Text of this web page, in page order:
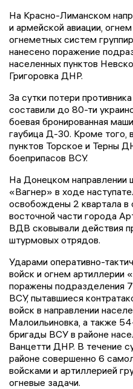
На Красно-Лиманском
и армейской авиации,
огнеметных систем
нанесено поражение
населенных пунктов
Григоровка ДНР.
За сутки потери
составили до 80-ти
боевая бронированная
гаубица Д-30. Кроме того,
пунктов Торское и Терны
боеприпасов ВСУ.
На Донецком
«Вагнер» в ходе
освобождены 2 квартала
восточной части города
ВДВ сковывали действия
штурмовых отрядов.
Ударами оперативно-
войск и огнем артиллерии
поражены подразделения
ВСУ, пытавшиеся
войск в направлении
Малоильиновка, а также
бригады ВСУ в районе
Ванцетти ДНР. В течение
районе совершенно 6
войсками и артиллерией
огневые задачи.